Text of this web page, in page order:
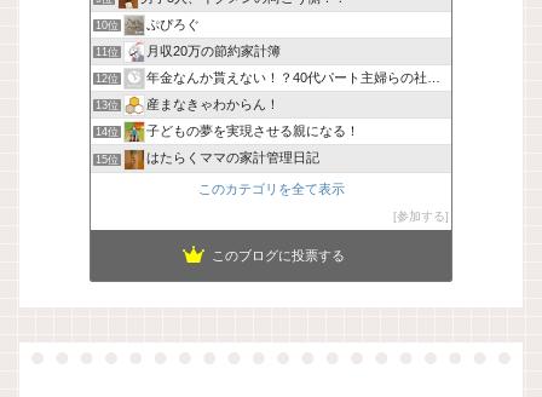
10位 ぷぴろぐ
11位 月収20万の節約家計簿
12位 年金なんか貰えない！？40代パート主婦らの社会保険に未来はあ
13位 産まなきゃわからん！
14位 子どもの夢を実現させる親になる！
15位 はたらくママの家計管理日記
このカテゴリを全て表示
参加する
このブログに投票する